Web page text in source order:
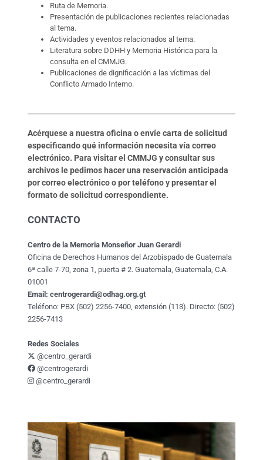
Ruta de Memoria.
Presentación de publicaciones recientes relacionadas
al tema.
Actividades y eventos relacionados al tema.
Literatura sobre DDHH y Memoria Histórica para la
consulta en el CMMJG.
Publicaciones de dignificación a las víctimas del
Conflicto Armado Interno.
Acérquese a nuestra oficina o envíe carta de solicitud
especificando qué información necesita vía correo
electrónico. Para visitar el CMMJG y consultar sus
archivos le pedimos hacer una reservación anticipada
por correo electrónico o por teléfono y presentar el
formato de solicitud correspondiente.
CONTACTO
Centro de la Memoria Monseñor Juan Gerardi
Oficina de Derechos Humanos del Arzobispado de Guatemala
6ª calle 7-70, zona 1, puerta # 2. Guatemala, Guatemala, C.A.
01001
Email: centrogerardi@odhag.org.gt
Teléfono: PBX (502) 2256-7400, extensión (113). Directo: (502)
2256-7413
Redes Sociales
@centro_gerardi
@centrogerardi
@centro_gerardi